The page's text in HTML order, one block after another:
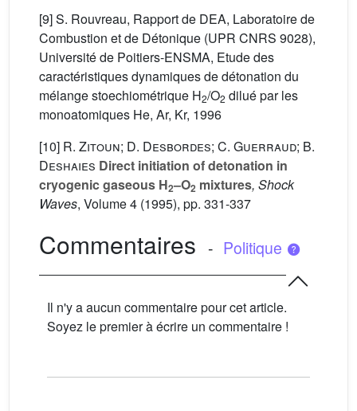
[9] S. Rouvreau, Rapport de DEA, Laboratoire de
Combustion et de Détonique (UPR CNRS 9028),
Université de Poitiers-ENSMA, Etude des
caractéristiques dynamiques de détonation du
mélange stoechiométrique H2/O2 dilué par les
monoatomiques He, Ar, Kr, 1996
[10] R. Zitoun; D. Desbordes; C. Guerraud; B.
Deshaies Direct initiation of detonation in
cryogenic gaseous H2–O2 mixtures, Shock
Waves, Volume 4 (1995), pp. 331-337
Commentaires - Politique
Il n'y a aucun commentaire pour cet article.
Soyez le premier à écrire un commentaire !